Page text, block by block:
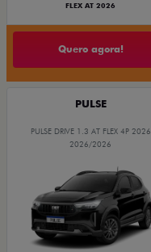
FLEX AT 2026
Quero agora!
PULSE
PULSE DRIVE 1.3 AT FLEX 4P 2026
2026/2026